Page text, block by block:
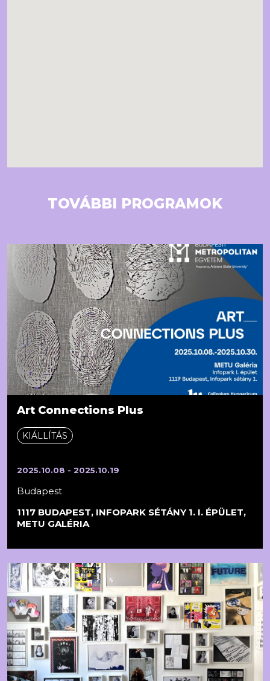
TOVÁBBI PROGRAMOK
Art Connections Plus
KIÁLLÍTÁS
2025.10.08 - 2025.10.19
Budapest
1117 BUDAPEST, INFOPARK SÉTÁNY 1. I. ÉPÜLET,
METU GALÉRIA